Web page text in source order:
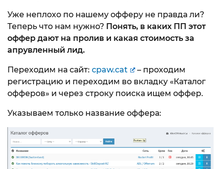
Уже неплохо по нашему офферу не правда ли?
Теперь что нам нужно? Понять, в каких ПП этот
оффер дают на пролив и какая стоимость за
апрувленный лид.
Переходим на сайт: cpaw.cat
– проходим
регистрацию и переходим во вкладку «Каталог
офферов» и через строку поиска ищем оффер.
Указываем только название оффера: